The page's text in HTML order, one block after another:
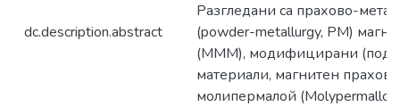
dc.description.abstract
Разгледани са прахово-
(powder-metallurgy, PM)
(МММ), модифицирани
материали, магнитен прахов
молипермалой